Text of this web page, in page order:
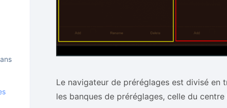
Le navigateur de préréglages est divisé en
les banques de préréglages, celle du